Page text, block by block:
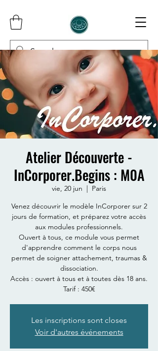
InCorporer
Atelier Découverte -
InCorporer.Begins : M0A
vie, 20 jun
  |
Paris
Venez découvrir le modèle InCorporer sur 2
jours de formation, et préparez votre accès
aux modules professionnels.
Ouvert à tous, ce module vous permet
d'apprendre comment le corps nous
permet de soigner attachement, traumas &
dissociation.
Accès : ouvert à tous et à toutes dès 18 ans.
Tarif : 450€
Les inscriptions sont closes
Voir d'autres événements